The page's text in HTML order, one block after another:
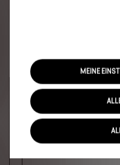
Welches Fahrzeug
Wo soll das Fahrzeug
MEINE